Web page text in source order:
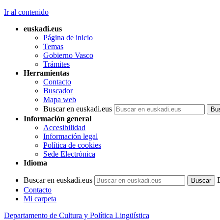
Ir al contenido
euskadi.eus
Página de inicio
Temas
Gobierno Vasco
Trámites
Herramientas
Contacto
Buscador
Mapa web
Buscar en euskadi.eus
Información general
Accesibilidad
Información legal
Política de cookies
Sede Electrónica
Idioma
Buscar en euskadi.eus
Contacto
Mi carpeta
Departamento de Cultura y Política Lingüística